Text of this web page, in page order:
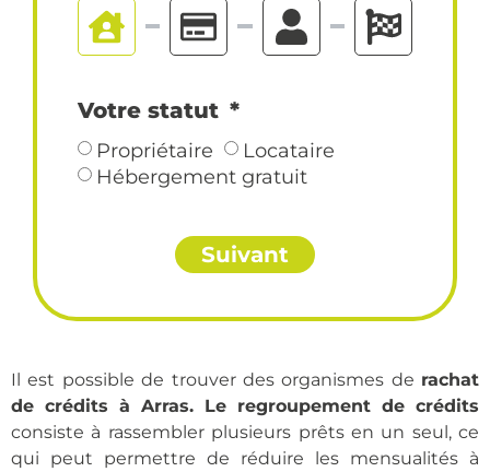
Votre statut
Propriétaire
Locataire
Hébergement gratuit
Suivant
Il est possible de trouver des organismes de rachat
de crédits à Arras. Le regroupement de crédits
consiste à rassembler plusieurs prêts en un seul, ce
qui peut permettre de réduire les mensualités à